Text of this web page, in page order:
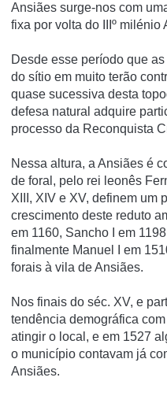
Ansiães surge-nos com
fixa por volta do IIIº milénio
Desde esse período que
do sítio em muito terão
quase sucessiva desta
defesa natural adquire
processo da Reconquista
Nessa altura, a Ansiães é
de foral, pelo rei leonês
XIII, XIV e XV, definem um
crescimento deste reduto
em 1160, Sancho I em
finalmente Manuel I em
forais à vila de Ansiães.
Nos finais do séc. XV, e
tendência demográfica
atingir o local, e em 1527
o município contavam já
Ansiães.